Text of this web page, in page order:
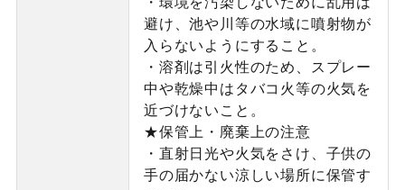
避け、池や川等の水域に噴射物が
入らないようにすること。
・溶剤は引火性のため、スプレー
中や乾燥中はタバコ火等の火気を
近づけないこと。
★保管上・廃棄上の注意
・直射日光や火気をさけ、子供の
手の届かない涼しい場所に保管す